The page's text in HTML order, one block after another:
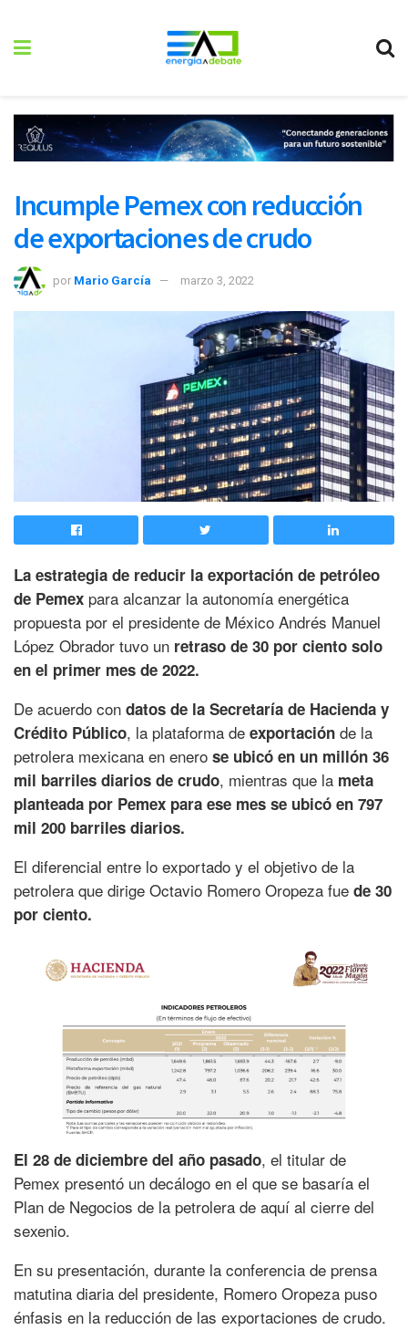
Incumple Pemex con reducción
de exportaciones de crudo
por Mario García marzo 3, 2022
La estrategia de reducir la exportación de petróleo
de Pemex para alcanzar la autonomía energética
propuesta por el presidente de México Andrés Manuel
López Obrador tuvo un retraso de 30 por ciento solo
en el primer mes de 2022.
De acuerdo con datos de la Secretaría de Hacienda y
Crédito Público, la plataforma de exportación de la
petrolera mexicana en enero se ubicó en un millón 36
mil barriles diarios de crudo, mientras que la meta
planteada por Pemex para ese mes se ubicó en 797
mil 200 barriles diarios.
El diferencial entre lo exportado y el objetivo de la
petrolera que dirige Octavio Romero Oropeza fue de 30
por ciento.
El 28 de diciembre del año pasado, el titular de
Pemex presentó un decálogo en el que se basaría el
Plan de Negocios de la petrolera de aquí al cierre del
sexenio.
En su presentación, durante la conferencia de prensa
matutina diaria del presidente, Romero Oropeza puso
énfasis en la reducción de las exportaciones de crudo.